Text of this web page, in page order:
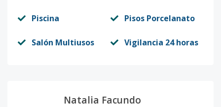
Piscina Pisos Porcelanato
Salón Multiusos Vigilancia 24 horas
Natalia Facundo